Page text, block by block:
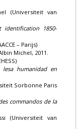
(Universiteit van
identification 1850-
– Parijs)
Michel, 2011.
humanidad en
Sorbonne Paris
commandos de la
(Universiteit van